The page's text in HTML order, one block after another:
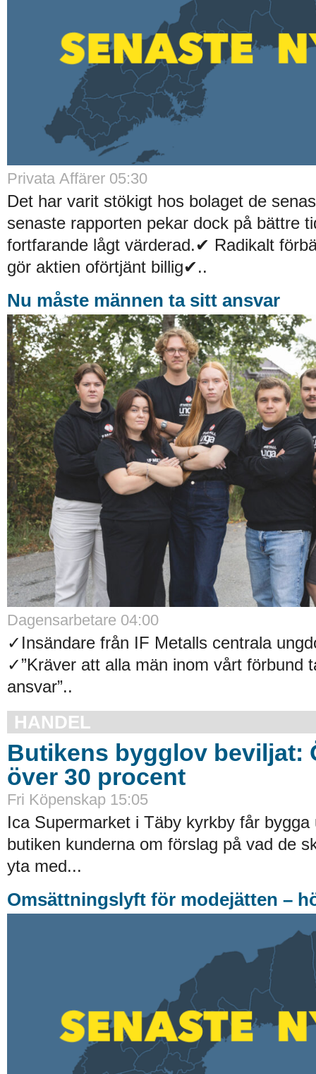
Privata Affärer 05:30
Det har varit stökigt hos bolaget de
senaste rapporten pekar dock på bättre
fortfarande lågt värderad.✔ Radikalt
gör aktien oförtjänt billig✔..
Nu måste männen ta sitt ansvar
Dagensarbetare 04:00
✓Insändare från IF Metalls centrala
✓”Kräver att alla män inom vårt förbund
ansvar”..
HANDEL
Butikens bygglov beviljat:
över 30 procent
Fri Köpenskap 15:05
Ica Supermarket i Täby kyrkby får bygga
butiken kunderna om förslag på vad de
yta med...
Omsättningslyft för modejätten –